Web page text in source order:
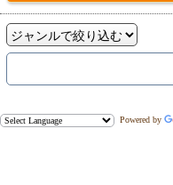
Powered by